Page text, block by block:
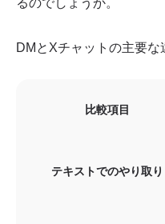
るのでしょうか。
DMとXチャットの主要な
比較項目
テキストでのやり取り